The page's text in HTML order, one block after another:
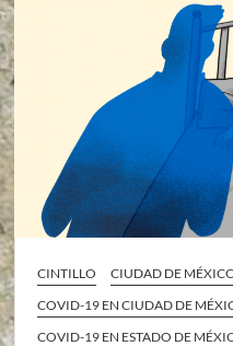
CINTILLO
CIUDAD DE
COVID-19 EN CIUDAD DE
COVID-19 EN ESTADO DE